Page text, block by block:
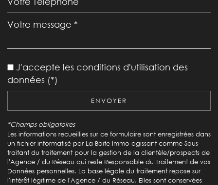
École maternelle
École primaire
Bureau de poste
statistiques
Nombre d'habitants
1 649
Propriétaires (vs. locataires)
73,64 %
J'accepte les conditions d'utilisation des
données (*)
ENVOYER
*Champs obligatoires
Les informations recueillies sur ce formulaire sont enregistrées dans
un fichier informatisé par La Boite Immo agissant comme Sous-
traitant du traitement pour la gestion de la clientèle/prospects de
l'Agence / du Réseau qui reste Responsable du Traitement de vos
Données personnelles. La base légale du traitement repose sur
l'intérêt légitime de l'Agence / du Réseau. Elles sont conservées